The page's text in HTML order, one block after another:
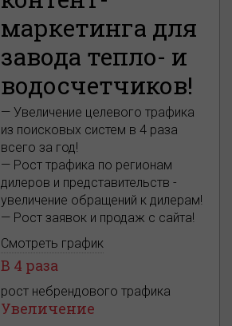
маркетинга для
завода тепло- и
водосчетчиков!
— Увеличение целевого трафика
из поисковых систем в 4 раза
всего за год!
— Рост трафика по регионам
дилеров и представительств -
увеличение обращений к дилерам!
— Рост заявок и продаж с сайта!
Смотреть график
В 4 раза
рост небрендового трафика
Увеличение